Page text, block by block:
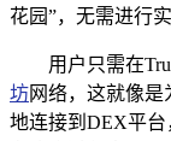
花园”，无需进行
用户只需在
坊网络，这就像
地连接到DEX平台